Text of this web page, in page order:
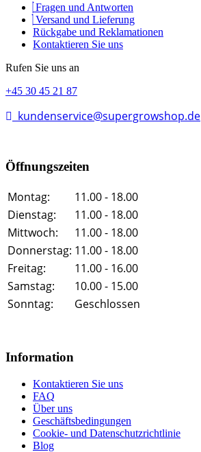
Fragen und Antworten
Versand und Lieferung
Rückgabe und Reklamationen
Kontaktieren Sie uns
Rufen Sie uns an
+45 30 45 21 87
kundenservice@supergrowshop.de
Öffnungszeiten
Montag:
11.00 - 18.00
Dienstag:
11.00 - 18.00
Mittwoch:
11.00 - 18.00
Donnerstag: 11.00 - 18.00
Freitag:
11.00 - 16.00
Samstag:
10.00 - 15.00
Sonntag:
Geschlossen
Information
Kontaktieren Sie uns
FAQ
Über uns
Geschäftsbedingungen
Cookie- und Datenschutzrichtlinie
Blog